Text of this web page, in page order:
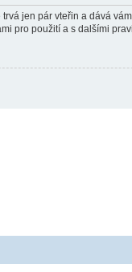
jen pár vteřin a dává
pro použití a s dalšími